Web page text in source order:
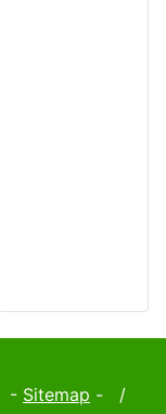
- Sitemap - /